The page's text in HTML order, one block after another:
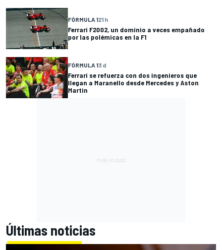
FÓRMULA 121 h
Ferrari F2002, un dominio a veces empañado
por las polémicas en la F1
FÓRMULA 13 d
Ferrari se refuerza con dos ingenieros que
llegan a Maranello desde Mercedes y Aston
Martin
Últimas noticias